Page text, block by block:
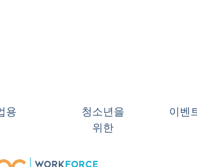
용
청소년을
위한
이벤